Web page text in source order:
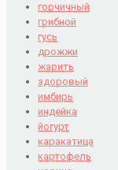
горчичный
грибной
гусь
дрожжи
жарить
здоровый
имбирь
индейка
йогурт
каракатица
картофель